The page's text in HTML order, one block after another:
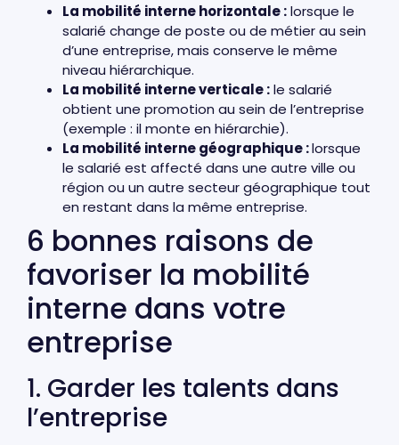
La mobilité interne horizontale :lorsque le
salarié change de poste ou de métier au sein
d’une entreprise, mais conserve le même
niveau hiérarchique.
La mobilité interne verticale :le salarié
obtient une promotion au sein de l’entreprise
(exemple : il monte en hiérarchie).
La mobilité interne géographique :lorsque
le salarié est affecté dans une autre ville ou
région ou un autre secteur géographique tout
en restant dans la même entreprise.
6 bonnes raisons de
favoriser la mobilité
interne dans votre
entreprise
1. Garder les talents dans
l’entreprise